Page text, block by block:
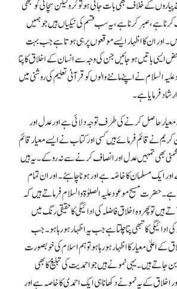
کے خلاف بھی بات جاتی ہو تو کرو لیکن سچائی کو کبھی
ہے، صبر کرنا ہے، یہ سب قسم کی نیکیاں ہیں جو ہمیں
اور ان کا اظہار ایسے موقعوں پر ہی ہوتا ہے جب بہت
باتیں ہو جائیں جن کی وجہ سے انسان کے اخلاق کا پتا
السلام نے اپنے ماننے والوں کو قرآنی تعلیم کی روشنی میں
فرمایا ہے۔
حاصل کرنے کی طرف توجہ دلائی ہے اور عدل اور
نے قائم فرمائے ہیں کسی اور کتاب نے ایسے معیارقائم
بھی تمہیں عدل اور انصاف کرنے سے نہ روکے۔ یہ ہیں
اور ایک مسلمان کا خاصّہ ہے اور ہونا چاہئے۔ اور ان تمام
ہے۔ حضرت مسیح موعود علیہ الصلوٰۃ والسلام فرماتے ہیں کہ
تو پھر وہ اخلاق فاضلہ کی ادائیگی کا حقیقی رنگ میں
ادائیگی کا تبھی پتا چلتا ہے جب یہ اظہار ہو رہا ہو۔ جب
اعلیٰ معیار کا اظہار ہو رہا ہو تو ہم اسلام کی خوبصورت
ہیں۔ یہی نمونے ہیں جو احمدیت کی تبلیغ کا بھی
کے یہ نمونے دکھانا ہی ایک احمدی کا خاصہ ہے اور